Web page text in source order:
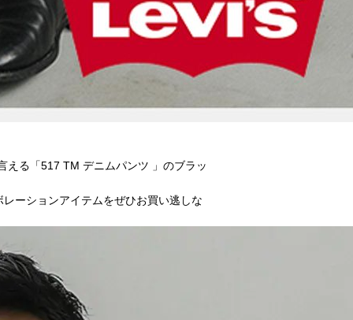
える「517 TM デニムパンツ 」のブラッ
ーションアイテムをぜひお買い逃しな